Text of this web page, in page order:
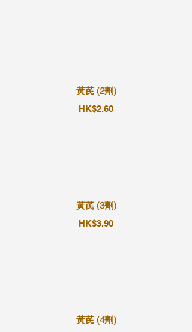
黃芪 (2劑)
HK$2.60
黃芪 (3劑)
HK$3.90
黃芪 (4劑)